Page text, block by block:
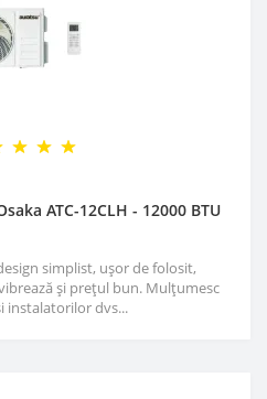
ATC-12CLH - 12000 BTU
simplist, ușor de folosit,
și prețul bun. Mulțumesc
instalatorilor dvs...